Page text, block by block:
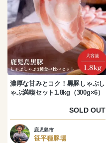
濃厚な甘みとコク！黒豚しゃぶし
ゃぶ満喫セット1.8kg（300g×6）
SOLD OUT
鹿児島市
笹平種豚場